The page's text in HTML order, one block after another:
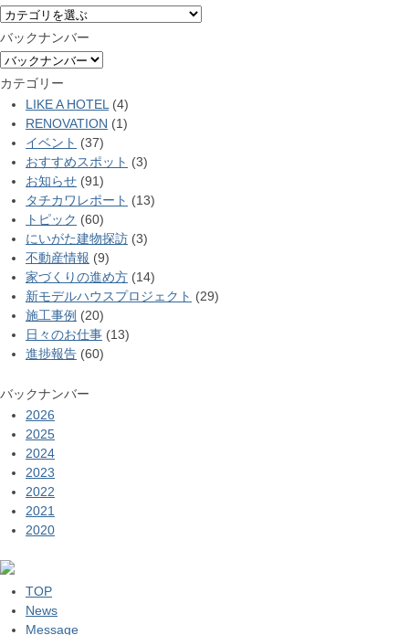
バックナンバー
カテゴリー
LIKE A HOTEL (4)
RENOVATION (1)
イベント (37)
おすすめスポット (3)
お知らせ (91)
タチカワレポート (13)
トピック (60)
にいがた建物探訪 (3)
不動産情報 (9)
家づくりの進め方 (14)
新モデルハウスプロジェクト (29)
施工事例 (20)
日々のお仕事 (13)
進捗報告 (60)
バックナンバー
2026
2025
2024
2023
2022
2021
2020
TOP
News
Message